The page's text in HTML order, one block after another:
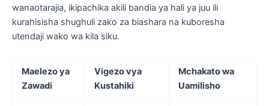
wanaotarajia, ikipachika akili bandia ya hali ya juu ili
kurahisisha shughuli zako za biashara na kuboresha
utendaji wako wa kila siku.
Maelezo ya
Zawadi
Vigezo vya
Kustahiki
Mchakato wa
Uamilisho